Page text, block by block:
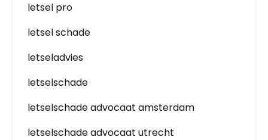
letsel pro
letsel schade
letseladvies
letselschade
letselschade advocaat amsterdam
letselschade advocaat utrecht